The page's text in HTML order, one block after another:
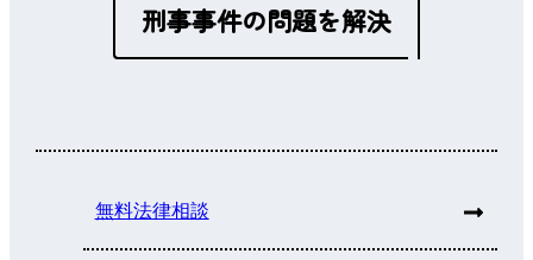
刑事事件の問題を解決
無料法律相談